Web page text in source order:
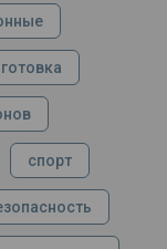
спорт